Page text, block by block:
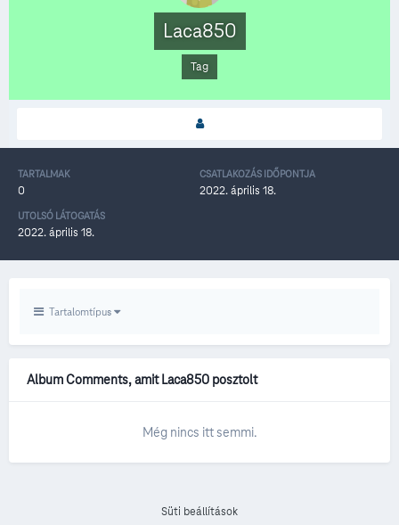
Laca850
Tag
TARTALMAK
0
CSATLAKOZÁS IDŐPONTJA
2022. április 18.
UTOLSÓ LÁTOGATÁS
2022. április 18.
Tartalomtípus
Album Comments, amit Laca850 posztolt
Még nincs itt semmi.
Süti beállítások